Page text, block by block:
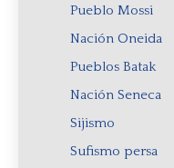
Pueblo Mossi
Nación Oneida
Pueblos Batak
Nación Seneca
Sijismo
Sufismo persa